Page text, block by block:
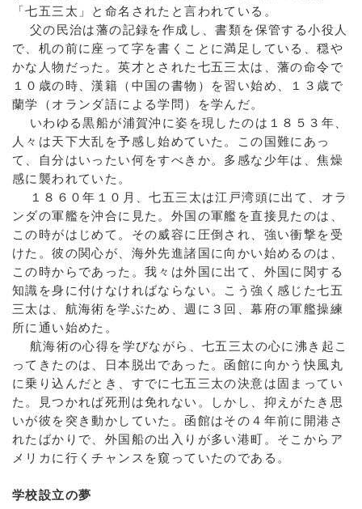
「七五三太」と命名されたと言われている。
父の民治は藩の記録を作成し、書類を保管する小役人
で、机の前に座って字を書くことに満足している、穏や
かな人物だった。英才とされた七五三太は、藩の命令で
１０歳の時、漢籍（中国の書物）を習い始め、１３歳で
蘭学（オランダ語による学問）を学んだ。
いわゆる黒船が浦賀沖に姿を現したのは１８５３年、
人々は天下大乱を予感し始めていた。この国難にあっ
て、自分はいったい何をすべきか。多感な少年は、焦燥
感に襲われていた。
１８６０年１０月、七五三太は江戸湾頭に出て、オラ
ンダの軍艦を沖合に見た。外国の軍艦を直接見たのは、
この時がはじめて。その威容に圧倒され、強い衝撃を受
けた。彼の関心が、海外先進諸国に向かい始めるのは、
この時からであった。我々は外国に出て、外国に関する
知識を身に付けなければならない。こう強く感じた七五
三太は、航海術を学ぶため、週に３回、幕府の軍艦操練
所に通い始めた。
航海術の心得を学びながら、七五三太の心に沸き起こ
ってきたのは、日本脱出であった。函館に向かう快風丸
に乗り込んだとき、すでに七五三太の決意は固まってい
た。見つかれば死刑は免れない。しかし、抑えがたき思
いが彼を突き動かしていた。函館はその４年前に開港さ
れたばかりで、外国船の出入りが多い港町。そこからア
メリカに行くチャンスを窺っていたのである。
学校設立の夢